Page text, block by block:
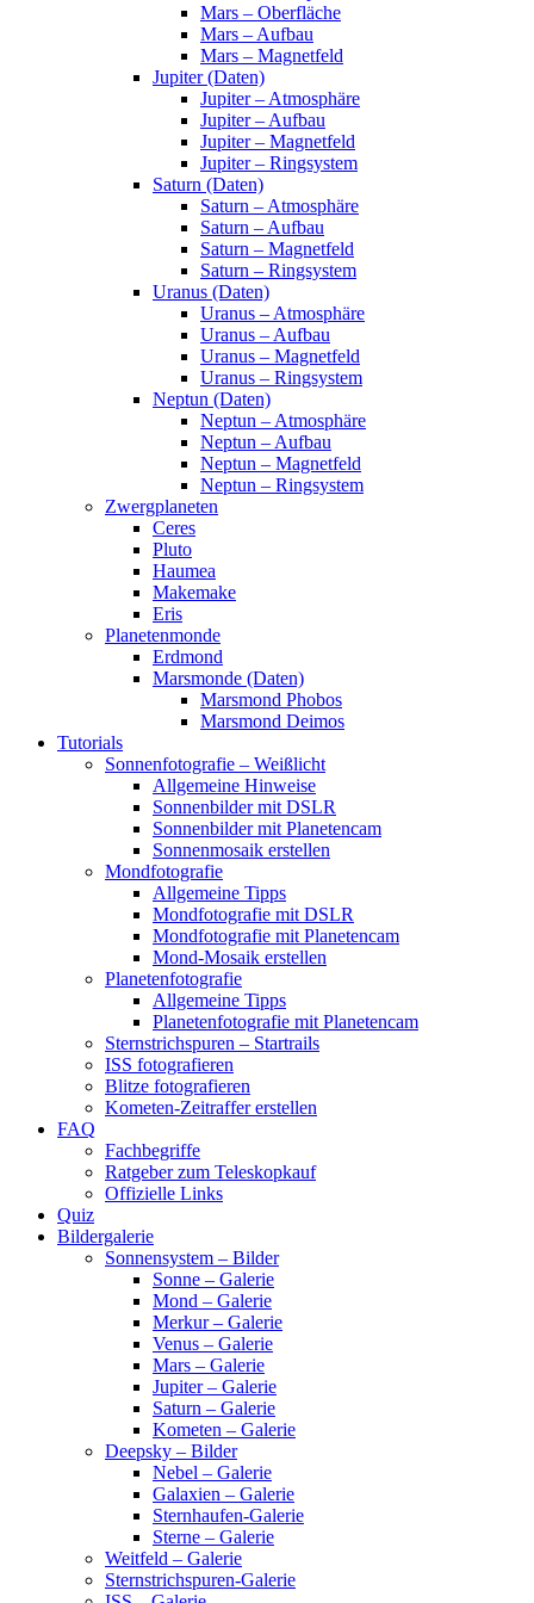
Mars – Oberfläche
Mars – Aufbau
Mars – Magnetfeld
Jupiter (Daten)
Jupiter – Atmosphäre
Jupiter – Aufbau
Jupiter – Magnetfeld
Jupiter – Ringsystem
Saturn (Daten)
Saturn – Atmosphäre
Saturn – Aufbau
Saturn – Magnetfeld
Saturn – Ringsystem
Uranus (Daten)
Uranus – Atmosphäre
Uranus – Aufbau
Uranus – Magnetfeld
Uranus – Ringsystem
Neptun (Daten)
Neptun – Atmosphäre
Neptun – Aufbau
Neptun – Magnetfeld
Neptun – Ringsystem
Zwergplaneten
Ceres
Pluto
Haumea
Makemake
Eris
Planetenmonde
Erdmond
Marsmonde (Daten)
Marsmond Phobos
Marsmond Deimos
Tutorials
Sonnenfotografie – Weißlicht
Allgemeine Hinweise
Sonnenbilder mit DSLR
Sonnenbilder mit Planetencam
Sonnenmosaik erstellen
Mondfotografie
Allgemeine Tipps
Mondfotografie mit DSLR
Mondfotografie mit Planetencam
Mond-Mosaik erstellen
Planetenfotografie
Allgemeine Tipps
Planetenfotografie mit Planetencam
Sternstrichspuren – Startrails
ISS fotografieren
Blitze fotografieren
Kometen-Zeitraffer erstellen
FAQ
Fachbegriffe
Ratgeber zum Teleskopkauf
Offizielle Links
Quiz
Bildergalerie
Sonnensystem – Bilder
Sonne – Galerie
Mond – Galerie
Merkur – Galerie
Venus – Galerie
Mars – Galerie
Jupiter – Galerie
Saturn – Galerie
Kometen – Galerie
Deepsky – Bilder
Nebel – Galerie
Galaxien – Galerie
Sternhaufen-Galerie
Sterne – Galerie
Weitfeld – Galerie
Sternstrichspuren-Galerie